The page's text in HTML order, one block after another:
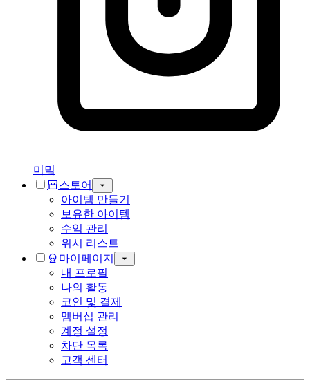
미밐
스토어
아이템 만들기
보유한 아이템
수익 관리
위시 리스트
마이페이지
내 프로필
나의 활동
코인 및 결제
멤버십 관리
계정 설정
차단 목록
고객 센터